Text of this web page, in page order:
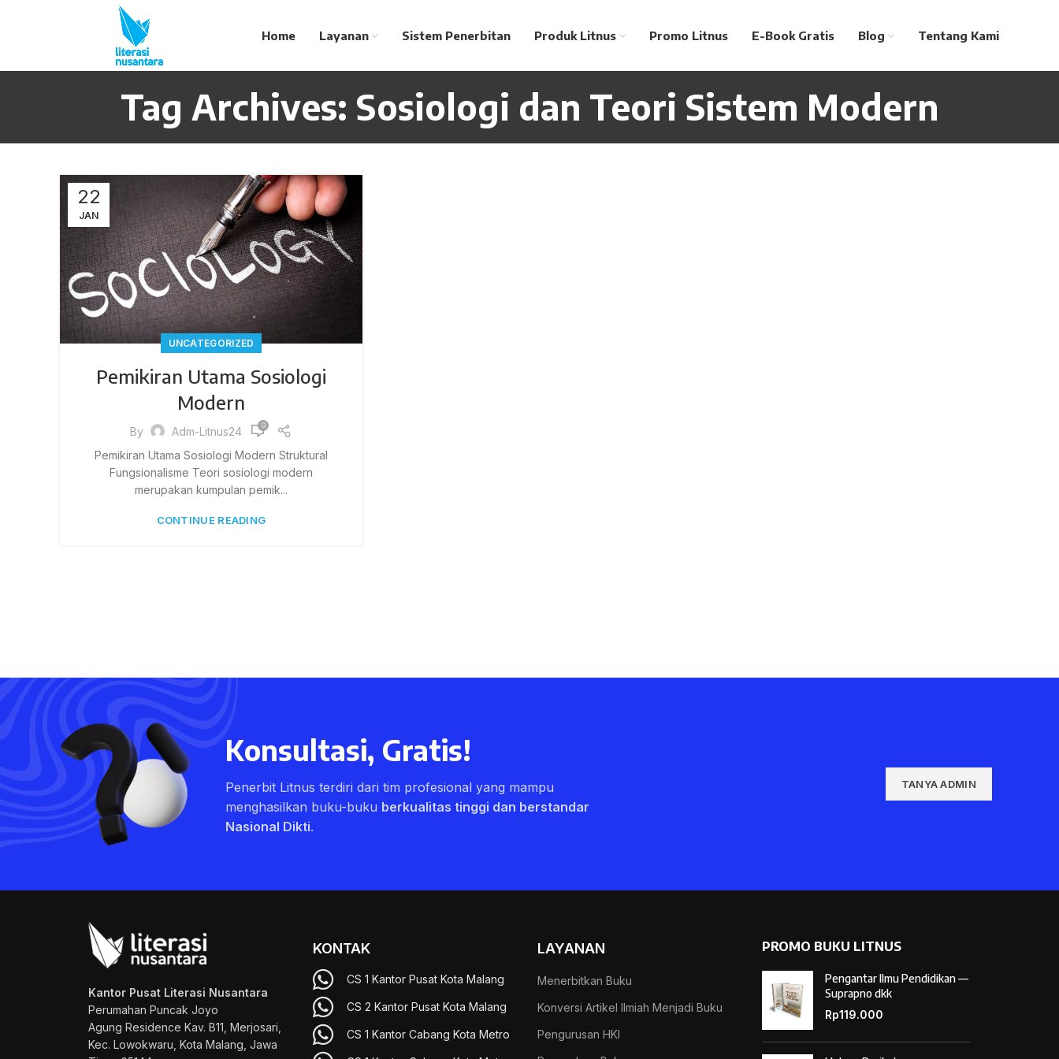
Home Layanan Sistem Penerbitan Produk Litnus Promo Litnus E-Book Gratis Blog Tentang Kami
Tag Archives: Sosiologi dan Teori Sistem Modern
22
JAN
UNCATEGORIZED
Pemikiran Utama Sosiologi
Modern
By Adm-Litnus24 0
Pemikiran Utama Sosiologi Modern Struktural
Fungsionalisme Teori sosiologi modern
merupakan kumpulan pemik...
CONTINUE READING
Konsultasi, Gratis!
Penerbit Litnus terdiri dari tim profesional yang mampu
menghasilkan buku-buku berkualitas tinggi dan berstandar
Nasional Dikti.
TANYA ADMIN
Kantor Pusat Literasi Nusantara
Perumahan Puncak Joyo
Agung Residence Kav. B11, Merjosari,
Kec. Lowokwaru, Kota Malang, Jawa
KONTAK
CS 1 Kantor Pusat Kota Malang
CS 2 Kantor Pusat Kota Malang
CS 1 Kantor Cabang Kota Metro
LAYANAN
Menerbitkan Buku
Konversi Artikel Ilmiah Menjadi Buku
Pengurusan HKI
PROMO BUKU LITNUS
Pengantar Ilmu Pendidikan —
Suprapno dkk
Rp119.000